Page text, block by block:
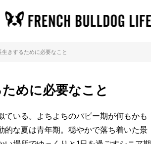
きするために必要なこと
めに必要なこと
いる。よちよちのパピー期が何もかも
な夏は青年期。穏やかで落ち着いた景